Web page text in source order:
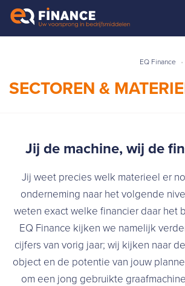
EQ Finance
SECTOREN &
Jij de machine, wij de
Jij weet precies welk materieel er
onderneming naar het volgende
weten exact welke financier daar het
EQ Finance kijken we namelijk
cijfers van vorig jaar; wij kijken naar
object en de potentie van jouw
om een jong gebruikte